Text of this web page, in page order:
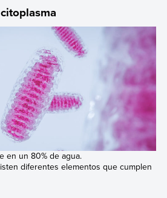
en un 80% de agua.
diferentes elementos que cumplen